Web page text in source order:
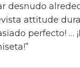
desnudo
attitude
perfecto! …